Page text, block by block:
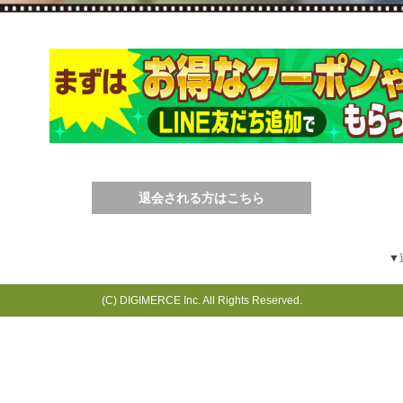
退会される方はこちら
▼
(C) DIGIMERCE Inc. All Rights Reserved.